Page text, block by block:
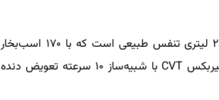
تویوتا RAV4 ادونچر پلاس وارداتی جانبازان، دارای یک موتور ۲.۰ لیتری تنفس طبیعی است که با ۱۷۰ اسب‌بخار
قدرت، توان تولید ۲۰۶ نیوتن‌متر گشتاور بیشینه را داشته، به گیربکس CVT با شبیه‌‎ساز ۱۰ سرعته تعویض دنده